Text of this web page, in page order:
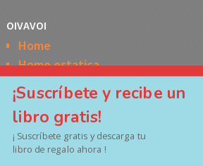
OIVAVOI
Home
Home estatica
Horóscopo semanal de la Kabbalah
Memes
No Access
Políticas de privacidad
Términos y Condiciones
¡Suscríbete y recibe un
libro gratis!
¡ Suscríbete gratis y descarga tu
libro de regalo ahora !